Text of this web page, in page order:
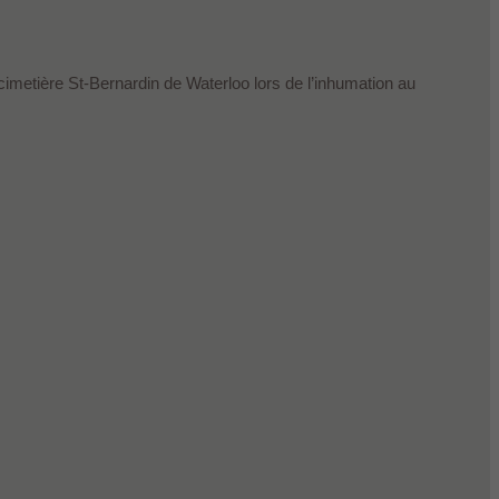
St-Bernardin de Waterloo lors de l’inhumation au